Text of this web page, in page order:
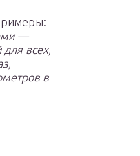
—
всех,
в